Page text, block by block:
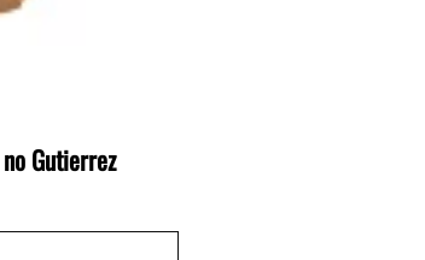
Gutierrez